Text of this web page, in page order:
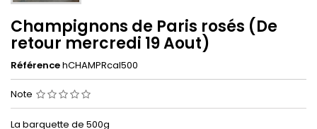
Champignons de Paris rosés (De
retour mercredi 19 Aout)
RéférencehCHAMPRcal500
Note
La barquette de 500g